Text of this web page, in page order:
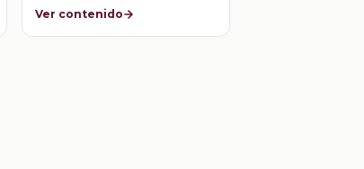
Ver contenido